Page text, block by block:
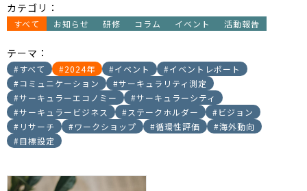
カテゴリ：
すべて お知らせ 研修 コラム イベント 活動報告
テーマ：
#すべて #2024年 #イベント
#イベントレポート
#コミュニケーション
#サーキュラリティ測定
#サーキュラーエコノミー
#サーキュラーシティ
#サーキュラービジネス
#ステークホルダー
#ビジョン
#リサーチ
#ワークショップ #循環性評価
#海外動向
#目標設定